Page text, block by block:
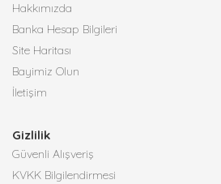
Hakkımızda
Banka Hesap Bilgileri
Site Haritası
Bayimiz Olun
İletişim
Gizlilik
Güvenli Alışveriş
KVKK Bilgilendirmesi